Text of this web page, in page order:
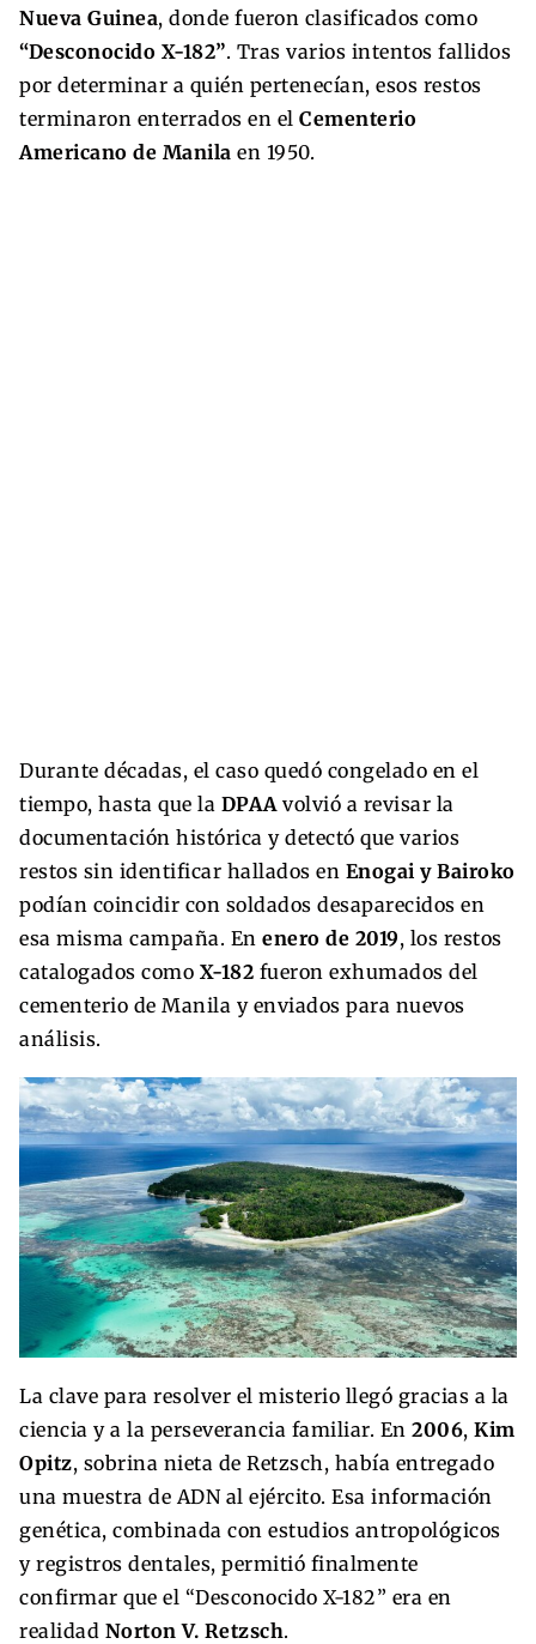
Nueva Guinea, donde fueron clasificados como
“Desconocido X-182”. Tras varios intentos fallidos
por determinar a quién pertenecían, esos restos
terminaron enterrados en el Cementerio
Americano de Manila en 1950.
Durante décadas, el caso quedó congelado en el
tiempo, hasta que la DPAA volvió a revisar la
documentación histórica y detectó que varios
restos sin identificar hallados en Enogai y Bairoko
podían coincidir con soldados desaparecidos en
esa misma campaña. En enero de 2019, los restos
catalogados como X-182 fueron exhumados del
cementerio de Manila y enviados para nuevos
análisis.
La clave para resolver el misterio llegó gracias a la
ciencia y a la perseverancia familiar. En 2006, Kim
Opitz, sobrina nieta de Retzsch, había entregado
una muestra de ADN al ejército. Esa información
genética, combinada con estudios antropológicos
y registros dentales, permitió finalmente
confirmar que el “Desconocido X-182” era en
realidad Norton V. Retzsch.